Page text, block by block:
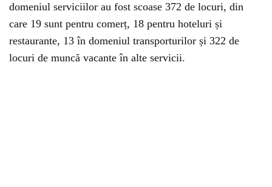
domeniul serviciilor au fost scoase 372 de locuri, din
care 19 sunt pentru comerț, 18 pentru hoteluri și
restaurante, 13 în domeniul transporturilor și 322 de
locuri de muncă vacante în alte servicii.